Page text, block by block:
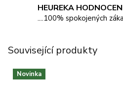
HEUREKA
....100% spokojených
Související produkty
Novinka